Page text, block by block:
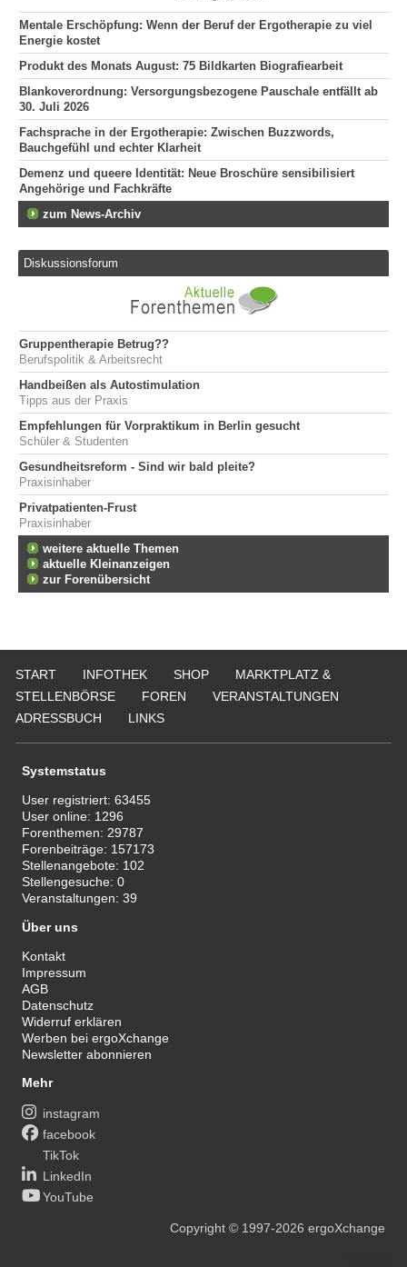
Mentale Erschöpfung: Wenn der Beruf der Ergotherapie zu viel
Energie kostet
Produkt des Monats August: 75 Bildkarten Biografiearbeit
Blankoverordnung: Versorgungsbezogene Pauschale entfällt ab
30. Juli 2026
Fachsprache in der Ergotherapie: Zwischen Buzzwords,
Bauchgefühl und echter Klarheit
Demenz und queere Identität: Neue Broschüre sensibilisiert
Angehörige und Fachkräfte
zum News-Archiv
Diskussionsforum
Gruppentherapie Betrug??
Berufspolitik & Arbeitsrecht
Handbeißen als Autostimulation
Tipps aus der Praxis
Empfehlungen für Vorpraktikum in Berlin gesucht
Schüler & Studenten
Gesundheitsreform - Sind wir bald pleite?
Praxisinhaber
Privatpatienten-Frust
Praxisinhaber
weitere aktuelle Themen
aktuelle Kleinanzeigen
zur Forenübersicht
START INFOTHEK SHOP
MARKTPLATZ &
STELLENBÖRSE
FOREN
VERANSTALTUNGEN
ADRESSBUCH
LINKS
Systemstatus
User registriert:63455
User online: 1296
Forenthemen: 29787
Forenbeiträge: 157173
Stellenangebote: 102
Stellengesuche:0
Veranstaltungen:39
Über uns
Kontakt
Impressum
AGB
Datenschutz
Widerruf erklären
Werben bei ergoXchange
Newsletter abonnieren
Mehr
instagram
facebook
TikTok
LinkedIn
YouTube
Copyright© 1997-2026 ergoXchange